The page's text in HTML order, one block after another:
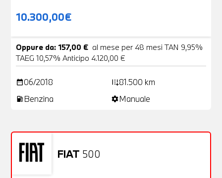
10.300,00€
Oppure da: 157,00 € al mese per 48 mesi TAN 9,95%
TAEG 10,57% Anticipo 4.120,00 €
date_range06/2018 add_road81.500 km
local_gas_station Benzina settingsManuale
FIAT 500
Usato